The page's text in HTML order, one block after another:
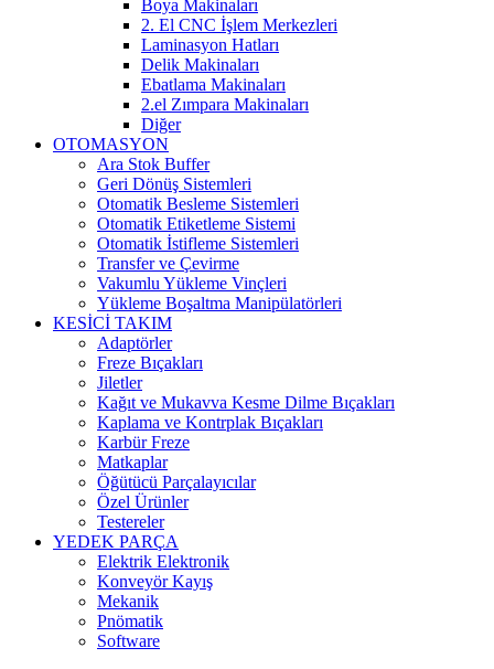
Boya Makinaları
2. El CNC İşlem Merkezleri
Laminasyon Hatları
Delik Makinaları
Ebatlama Makinaları
2.el Zımpara Makinaları
Diğer
OTOMASYON
Ara Stok Buffer
Geri Dönüş Sistemleri
Otomatik Besleme Sistemleri
Otomatik Etiketleme Sistemi
Otomatik İstifleme Sistemleri
Transfer ve Çevirme
Vakumlu Yükleme Vinçleri
Yükleme Boşaltma Manipülatörleri
KESİCİ TAKIM
Adaptörler
Freze Bıçakları
Jiletler
Kağıt ve Mukavva Kesme Dilme Bıçakları
Kaplama ve Kontrplak Bıçakları
Karbür Freze
Matkaplar
Öğütücü Parçalayıcılar
Özel Ürünler
Testereler
YEDEK PARÇA
Elektrik Elektronik
Konveyör Kayış
Mekanik
Pnömatik
Software